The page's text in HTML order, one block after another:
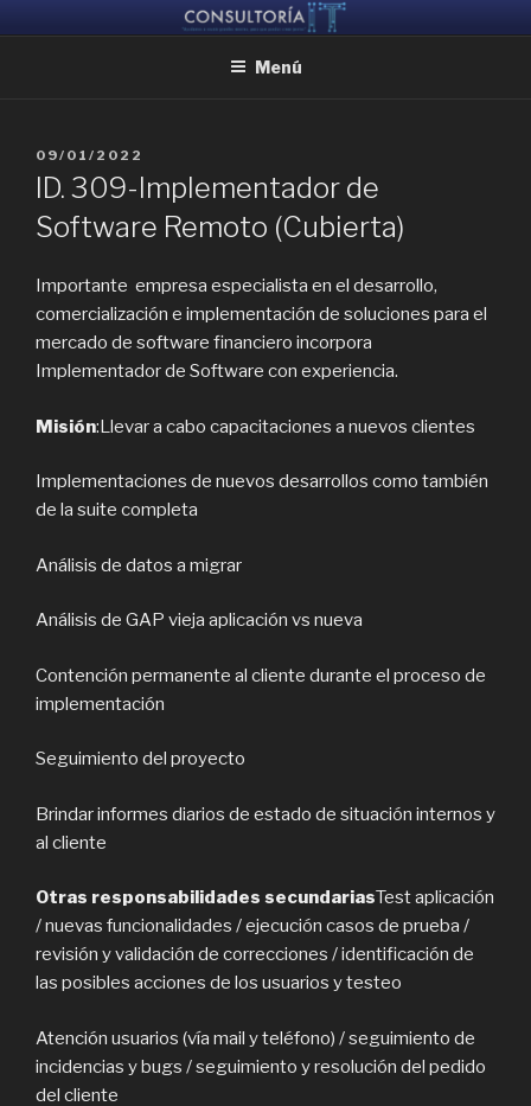
al
CONSULTORIA IT
Ayudamos a reunir grandes mentes, para que puedan crear juntas
Menú
PUBLICADO
EL
09/01/2022
ID. 309-Implementador de
Software Remoto (Cubierta)
Importante empresa especialista en el desarrollo,
comercialización e implementación de soluciones para el
mercado de software financiero incorpora
Implementador de Software con experiencia.
Misión:Llevar a cabo capacitaciones a nuevos clientes
Implementaciones de nuevos desarrollos como también
de la suite completa
Análisis de datos a migrar
Análisis de GAP vieja aplicación vs nueva
Contención permanente al cliente durante el proceso de
implementación
Seguimiento del proyecto
Brindar informes diarios de estado de situación internos y
al cliente
Otras responsabilidades secundariasTest aplicación
/ nuevas funcionalidades / ejecución casos de prueba /
revisión y validación de correcciones / identificación de
las posibles acciones de los usuarios y testeo
Atención usuarios (vía mail y teléfono) / seguimiento de
incidencias y bugs / seguimiento y resolución del pedido
del cliente